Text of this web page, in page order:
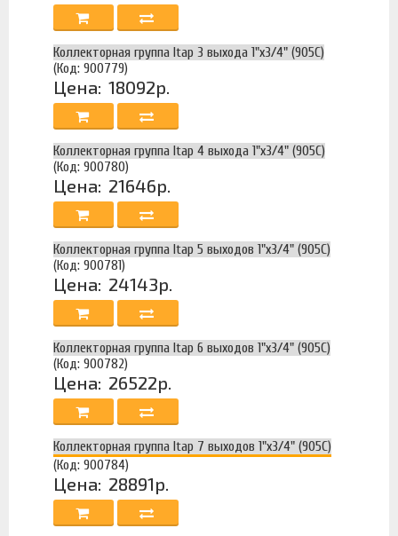
Коллекторная группа Itap 3 выхода 1"х3/4" (905C)
(Код: 900779)
Цена: 18092р.
Коллекторная группа Itap 4 выхода 1"х3/4" (905C)
(Код: 900780)
Цена: 21646р.
Коллекторная группа Itap 5 выходов 1"х3/4" (905C)
(Код: 900781)
Цена: 24143р.
Коллекторная группа Itap 6 выходов 1"х3/4" (905C)
(Код: 900782)
Цена: 26522р.
Коллекторная группа Itap 7 выходов 1"х3/4" (905C)
(Код: 900784)
Цена: 28891р.